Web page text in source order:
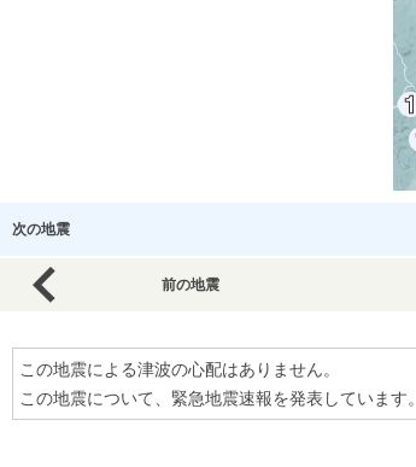
次の地震
前の地震
この地震による津波の心配はありません。
この地震について、緊急地震速報を発表しています。